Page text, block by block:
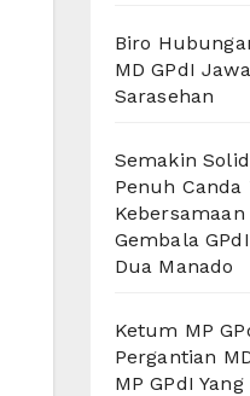
Biro
MD GPdI
Sarasehan
Semakin
Penuh Canda
Gembala
Dua Manado
Ketum MP
Pergantian
MP GPdI